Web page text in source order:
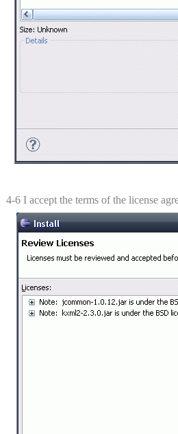
4-6 I accept the terms of the license